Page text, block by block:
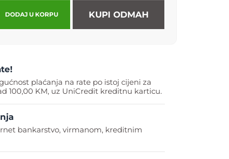
DODAJ U KORPU KUPI ODMAH
plaćanja na rate po istoj cijeni za
100,00 KM, uz UniCredit kreditnu karticu.
bankarstvo, virmanom, kreditnim